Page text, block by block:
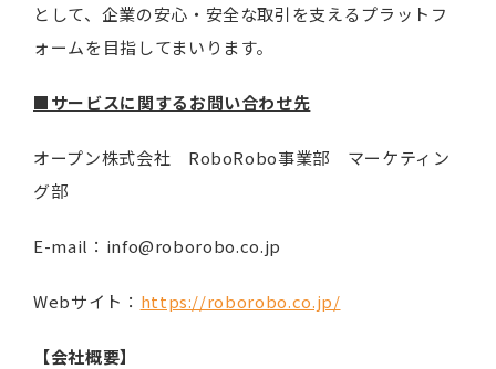
として、企業の安心・安全な取引を支えるプラットフ
ォームを目指してまいります。
■サービスに関するお問い合わせ先
オープン株式会社 RoboRobo事業部 マーケティン
グ部
E-mail：info@roborobo.co.jp
Webサイト： https://roborobo.co.jp/
【会社概要】